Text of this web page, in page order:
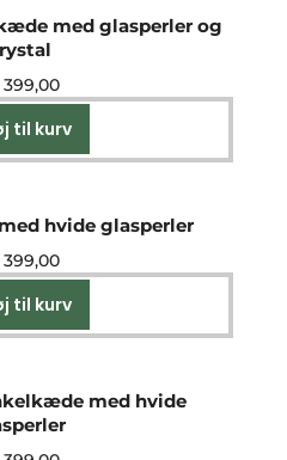
med glasperler og
399,00
til kurv
hvide glasperler
399,00
til kurv
med hvide